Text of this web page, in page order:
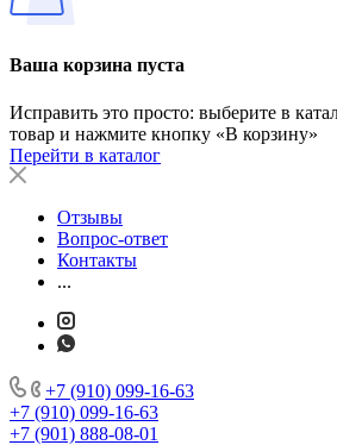
Ваша корзина пуста
Исправить это просто: выберите в
товар и нажмите кнопку «В корзину»
Перейти в каталог
Отзывы
Вопрос-ответ
Контакты
...
+7 (910) 099-16-63
+7 (910) 099-16-63
+7 (901) 888-08-01